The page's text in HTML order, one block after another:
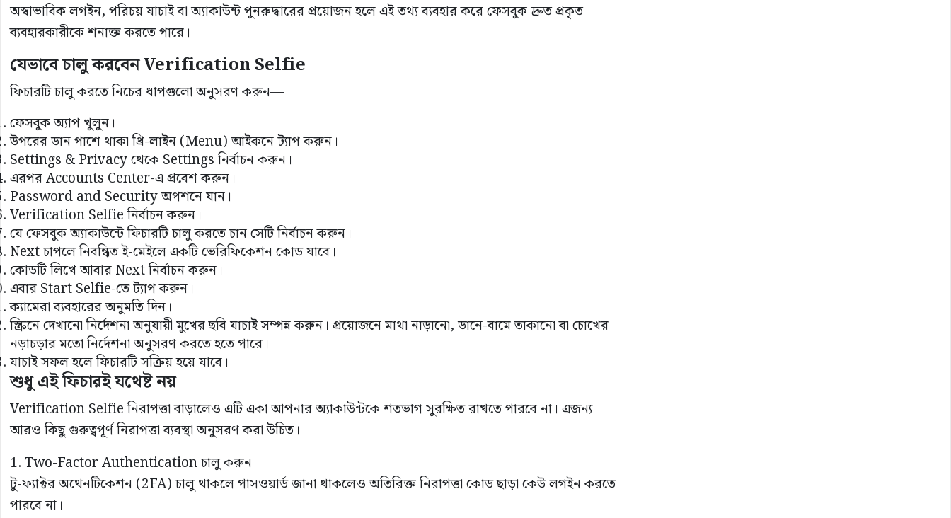
অস্বাভাবিক লগইন, পরিচয় যাচাই বা অ্যাকাউন্ট পুনরুদ্ধারের প্রয়োজন হলে এই তথ্য ব্যবহার করে ফেসবুক দ্রুত প্রকৃত
ব্যবহারকারীকে শনাক্ত করতে পারে।
যেভাবে চালু করবেন Verification Selfie
ফিচারটি চালু করতে নিচের ধাপগুলো অনুসরণ করুন—
ফেসবুক অ্যাপ খুলুন।
উপরের ডান পাশে থাকা থ্রি-লাইন (Menu) আইকনে ট্যাপ করুন।
Settings & Privacy থেকে Settings নির্বাচন করুন।
এরপর Accounts Center-এ প্রবেশ করুন।
Password and Security অপশনে যান।
Verification Selfie নির্বাচন করুন।
যে ফেসবুক অ্যাকাউন্টে ফিচারটি চালু করতে চান সেটি নির্বাচন করুন।
Next চাপলে নিবন্ধিত ই-মেইলে একটি ভেরিফিকেশন কোড যাবে।
কোডটি লিখে আবার Next নির্বাচন করুন।
এবার Start Selfie-তে ট্যাপ করুন।
ক্যামেরা ব্যবহারের অনুমতি দিন।
স্ক্রিনে দেখানো নির্দেশনা অনুযায়ী মুখের ছবি যাচাই সম্পন্ন করুন। প্রয়োজনে মাথা নাড়ানো, ডানে-বামে তাকানো বা চোখের
নড়াচড়ার মতো নির্দেশনা অনুসরণ করতে হতে পারে।
যাচাই সফল হলে ফিচারটি সক্রিয় হয়ে যাবে।
শুধু এই ফিচারই যথেষ্ট নয়
Verification Selfie নিরাপত্তা বাড়ালেও এটি একা আপনার অ্যাকাউন্টকে শতভাগ সুরক্ষিত রাখতে পারবে না। এজন্য
আরও কিছু গুরুত্বপূর্ণ নিরাপত্তা ব্যবস্থা অনুসরণ করা উচিত।
1. Two-Factor Authentication চালু করুন
টু-ফ্যাক্টর অথেনটিকেশন (2FA) চালু থাকলে পাসওয়ার্ড জানা থাকলেও অতিরিক্ত নিরাপত্তা কোড ছাড়া কেউ লগইন করতে
পারবে না।